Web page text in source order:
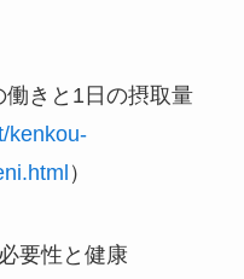
きと1日の摂取量
kenkou-
）
要性と健康